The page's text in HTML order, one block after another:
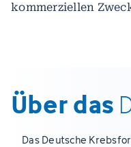
kommerziellen
Über das
Das Deutsche